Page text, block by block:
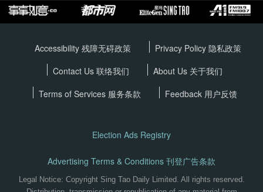
Accessibility 残障无碍政策 Privacy Policy 隐私政策
Contact Us 联络我们
About Us 关于我们
Terms of Services 服务条款 Feedback 用户反馈
Election Ads Registry
Advertising Terms & Conditions 刊登广告条款
Legal Notice: Copyright Sing Tao Daily Limited. All rights reserved.